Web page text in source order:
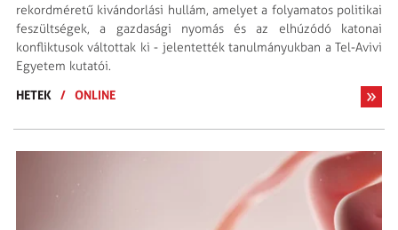
rekordméretű kivándorlási hullám, amelyet a folyamatos politikai
feszültségek, a gazdasági nyomás és az elhúzódó katonai
konfliktusok váltottak ki - jelentették tanulmányukban a Tel-Avivi
Egyetem kutatói.
HETEK
/ ONLINE